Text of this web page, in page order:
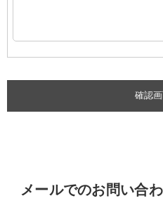
メールでのお問い合